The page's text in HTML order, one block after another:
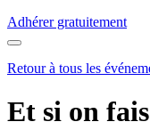
Adhérer gratuitement
Retour à tous les
Et si on